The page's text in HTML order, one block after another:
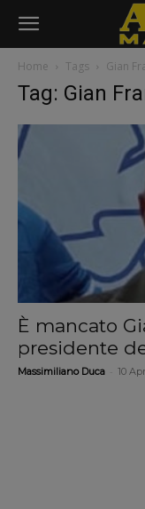
Home Tags Gian
Tag: Gian
È mancato
presidente
Massimiliano Duca 10